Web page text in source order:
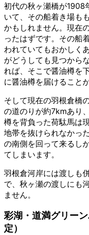
初代の秋ヶ瀬橋が1908
いて、その船着き場も
かもしれません。現在
ったはずです。その船
われていてもおかしく
がどうしても見つから
れば、そこで醤油樽を
に醤油樽を届けること
そして現在の羽根倉橋
の道のりが約7kmあり
樽を背負った荷駄馬は
地帯を抜けられなかっ
の南側を回って来るし
てしまいます。
羽根倉河岸には渡しも
で、秋ヶ瀬の渡しにも
ません。
彩湖・道満グリー
定）